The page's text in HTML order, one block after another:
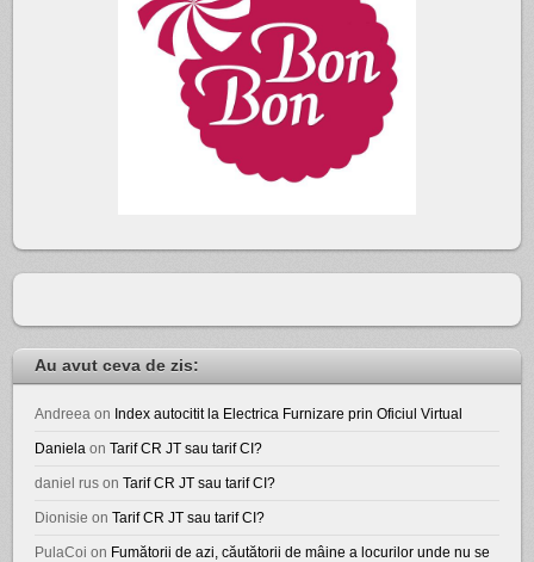
Au avut ceva de zis:
Andreea on Index autocitit la Electrica Furnizare prin Oficiul Virtual
Daniela onTarif CR JT sau tarif CI?
daniel rus onTarif CR JT sau tarif CI?
Dionisie onTarif CR JT sau tarif CI?
PulaCoi on Fumătorii de azi, căutătorii de mâine a locurilor unde nu se